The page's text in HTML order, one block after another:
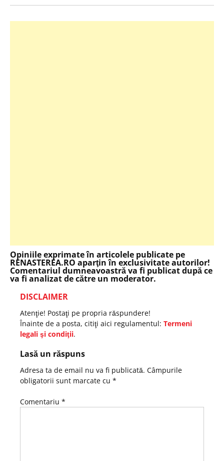
Opiniile exprimate în articolele publicate pe
RENASTEREA.RO aparţin în exclusivitate autorilor!
Comentariul dumneavoastră va fi publicat după ce
va fi analizat de către un moderator.
DISCLAIMER
Atenţie! Postaţi pe propria răspundere!
Înainte de a posta, citiţi aici regulamentul: Termeni
legali şi condiţii.
Lasă un răspuns
Adresa ta de email nu va fi publicată. Câmpurile
obligatorii sunt marcate cu *
Comentariu *